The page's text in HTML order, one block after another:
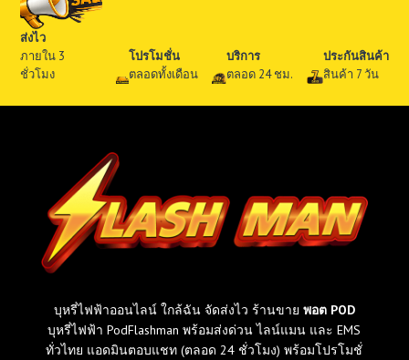
ก
น
ที่
ข
า
ย
ใ
ท
ย
เ
ส่งไว
ภายใน 3
ชั่วโมง
โปรโมชั่น
ตลอดทั้งเดือน
บริการ
ตลอด 24 ชม.
ประกันสินค้า
สินค้า 7 วัน
บุหรี่ไฟฟ้าออนไลน์ ใกล้ฉัน จัดส่งไว ร้านขาย พอต POD
บุหรี่ไฟฟ้า PodFlashman พร้อมส่งด่วน ไลน์แมน และ EMS
ทั่วไทย แอดมินตอบแชท (ตลอด 24 ชั่วโมง) พร้อมโปรโมชั่